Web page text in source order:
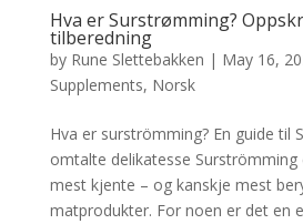
Hva er Surstrømming?
tilberedning
by Rune Slettebakken | May 16,
Supplements, Norsk
Hva er surströmming? En guide til
omtalte delikatesse Surströmming
mest kjente – og kanskje mest
matprodukter. For noen er det en